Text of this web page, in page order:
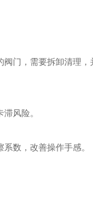
门，需要拆卸清理，
风险。
数，改善操作手感。